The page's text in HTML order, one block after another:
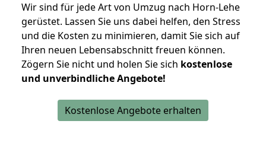
Wir sind für jede Art von Umzug nach Horn-Lehe
gerüstet. Lassen Sie uns dabei helfen, den Stress
und die Kosten zu minimieren, damit Sie sich auf
Ihren neuen Lebensabschnitt freuen können.
Zögern Sie nicht und holen Sie sich kostenlose
und unverbindliche Angebote!
Kostenlose Angebote erhalten